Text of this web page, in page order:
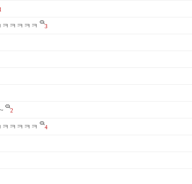
1
ㅋㅋㅋㅋ 3
2
ㅋㅋㅋㅋ 4